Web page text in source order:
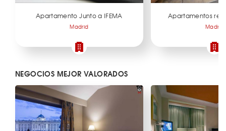
Apartamento Junto a IFEMA
Madrid
Apartamentos
Madrid
NEGOCIOS MEJOR VALORADOS